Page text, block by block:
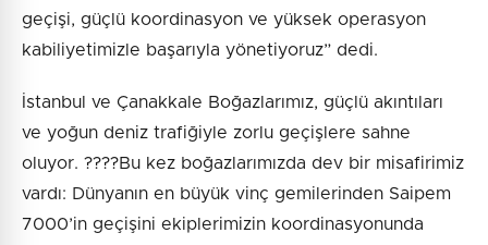
geçişi, güçlü koordinasyon ve yüksek operasyon
kabiliyetimizle başarıyla yönetiyoruz” dedi.
İstanbul ve Çanakkale Boğazlarımız, güçlü akıntıları
ve yoğun deniz trafiğiyle zorlu geçişlere sahne
oluyor. ????Bu kez boğazlarımızda dev bir misafirimiz
vardı: Dünyanın en büyük vinç gemilerinden Saipem
7000’in geçişini ekiplerimizin koordinasyonunda